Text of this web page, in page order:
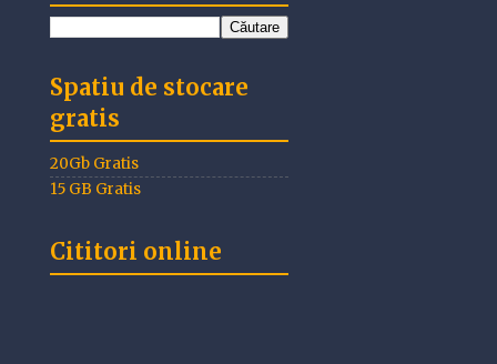
Spatiu de stocare
gratis
20Gb Gratis
15 GB Gratis
Cititori online